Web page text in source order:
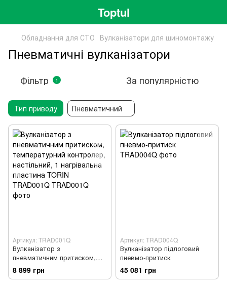
Toptul
Обладнання для СТО Вулканізатори для шиномонтажу
Пневматичні вулканізатори
Фільтр 1 За популярністю
Тип приводу Пневматичний
Артикул: TRAD001Q
Вулканізатор з
пневматичним притиском,
температурний контролер,
настільний, 1 нагрівальна
8 899 грн
Артикул: TRAD004Q
Вулканізатор підлоговий
пневмо-притиск
45 081 грн